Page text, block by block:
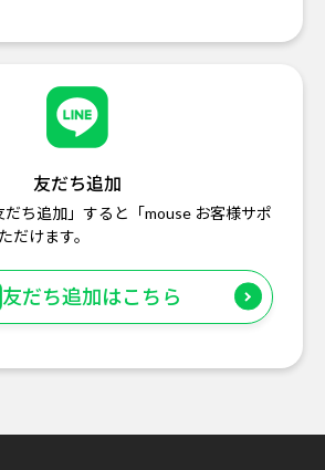
友だち追加
ち追加」すると「mouse お客様サポ
だけます。
友だち追加はこちら